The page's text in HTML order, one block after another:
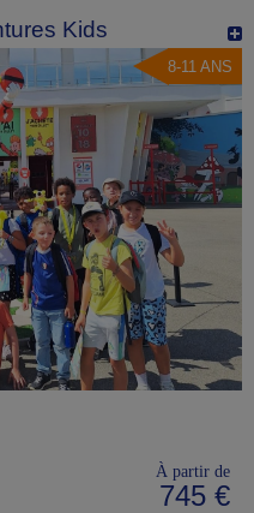
Kids
8-11 ANS
À partir de
745 €